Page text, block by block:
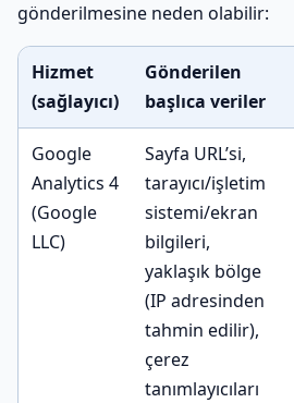
gönderilmesine neden olabilir:
Hizmet
(sağlayıcı)
Gönderilen
başlıca veriler
Google
Analytics 4
(Google
LLC)
Sayfa URL’si,
tarayıcı/işletim
sistemi/ekran
bilgileri,
yaklaşık bölge
(IP adresinden
tahmin edilir),
çerez
tanımlayıcıları